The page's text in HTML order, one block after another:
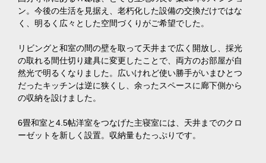
ン。今後の生活を見据え、老朽化した設備の交換だけではな
く、明るく広々とした空間づくりがご希望でした。
リビングと和室の間の壁を取って天井まで広く開放し、採光
の取れる間仕切り建具に変更したことで、両方のお部屋が自
然光で明るくなりました。広いけれど使い勝手がいまひとつ
だったキッチンは逆に狭くし、余ったスペースに廊下側から
の収納を設けました。
6畳和室と4.5帖洋室をつなげた主寝室には、天井までのクロ
ーゼットを新しく設置。収納量もたっぷりです。